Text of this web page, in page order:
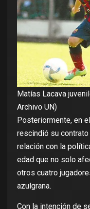
Matías Lacava
Archivo UN)
Posteriormente, en
rescindió su contrato
relación con la
edad que no solo
otros cuatro
azulgrana.
Con la intención de